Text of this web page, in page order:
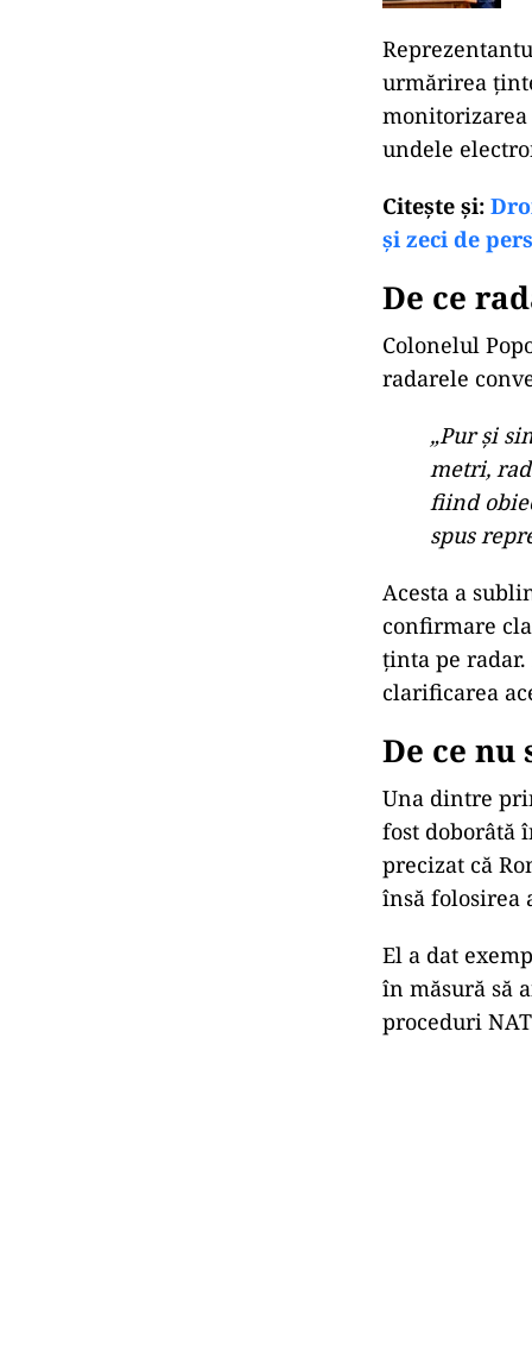
urmărirea
monitorizarea
undele
Citeşte şi:
și zeci de
De ce
Colonelul
radarele
„Pur și
metri,
fiind
spus
Acesta a
confirmare
ținta pe
clarificarea
De ce
Una dintre
fost doborâtă
precizat că
însă folosirea
El a dat
în măsură să
proceduri